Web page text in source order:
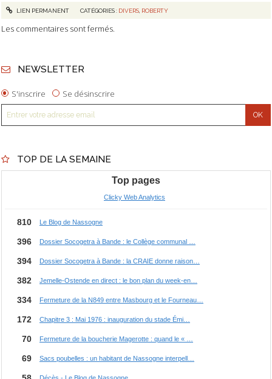
LIEN PERMANENT CATÉGORIES : DIVERS, ROBERTY
Les commentaires sont fermés.
NEWSLETTER
S'inscrire Se désinscrire
TOP DE LA SEMAINE